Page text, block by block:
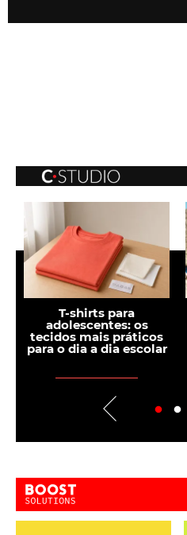
T-shirts para
adolescentes: os
tecidos mais práticos
para o dia a dia escolar
Boost Activate